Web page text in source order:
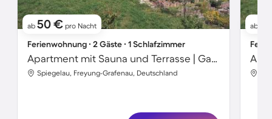
ab 50 € pro Nacht
Ferienwohnung ∙ 2 Gäste ∙ 1 Schlafzimmer
Apartment mit Sauna und Terrasse | Gartenblick
Spiegelau, Freyung-Grafenau, Deutschland
ab